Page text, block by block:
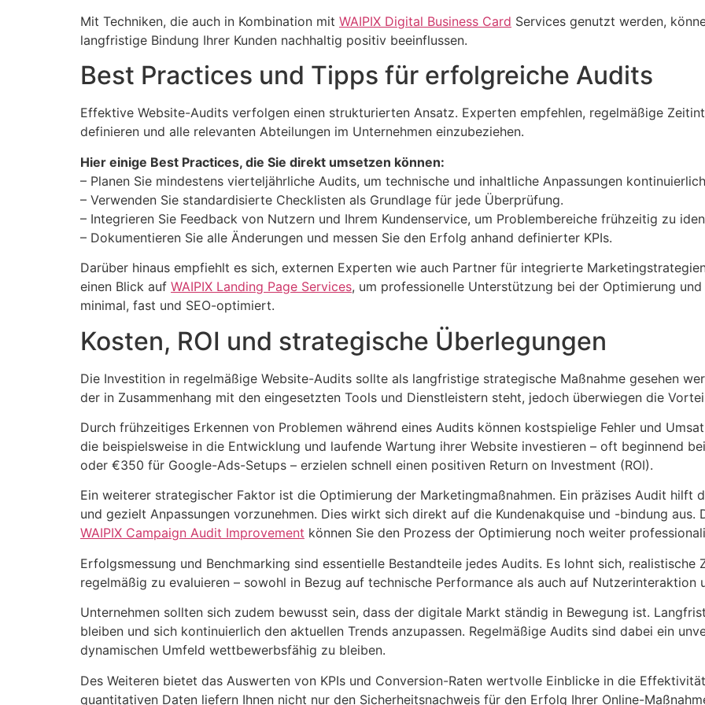
Mit Techniken, die auch in Kombination mit WAIPIX Digital Business Card Services genutzt werden,
langfristige Bindung Ihrer Kunden nachhaltig positiv beeinflussen.
Best Practices und Tipps für erfolgreiche Audits
Effektive Website-Audits verfolgen einen strukturierten Ansatz. Experten empfehlen, regelmäßige
definieren und alle relevanten Abteilungen im Unternehmen einzubeziehen.
Hier einige Best Practices, die Sie direkt umsetzen können:
– Planen Sie mindestens vierteljährliche Audits, um technische und inhaltliche Anpassungen
– Verwenden Sie standardisierte Checklisten als Grundlage für jede Überprüfung.
– Integrieren Sie Feedback von Nutzern und Ihrem Kundenservice, um Problembereiche frühzeitig zu
– Dokumentieren Sie alle Änderungen und messen Sie den Erfolg anhand definierter KPIs.
Darüber hinaus empfiehlt es sich, externen Experten wie auch Partner für integrierte
einen Blick auf WAIPIX Landing Page Services, um professionelle Unterstützung bei der Optimierung
minimal, fast und SEO-optimiert.
Kosten, ROI und strategische Überlegungen
Die Investition in regelmäßige Website-Audits sollte als langfristige strategische Maßnahme gesehen
der in Zusammenhang mit den eingesetzten Tools und Dienstleistern steht, jedoch überwiegen die
Durch frühzeitiges Erkennen von Problemen während eines Audits können kostspielige Fehler und
die beispielsweise in die Entwicklung und laufende Wartung ihrer Website investieren – oft beginnend
oder €350 für Google-Ads-Setups – erzielen schnell einen positiven Return on Investment (ROI).
Ein weiterer strategischer Faktor ist die Optimierung der Marketingmaßnahmen. Ein präzises Audit hilft
und gezielt Anpassungen vorzunehmen. Dies wirkt sich direkt auf die Kundenakquise und -bindung
WAIPIX Campaign Audit Improvement können Sie den Prozess der Optimierung noch weiter
Erfolgsmessung und Benchmarking sind essentielle Bestandteile jedes Audits. Es lohnt sich,
regelmäßig zu evaluieren – sowohl in Bezug auf technische Performance als auch auf Nutzerinteraktion
Unternehmen sollten sich zudem bewusst sein, dass der digitale Markt ständig in Bewegung ist.
bleiben und sich kontinuierlich den aktuellen Trends anzupassen. Regelmäßige Audits sind dabei ein
dynamischen Umfeld wettbewerbsfähig zu bleiben.
Des Weiteren bietet das Auswerten von KPIs und Conversion-Raten wertvolle Einblicke in die
quantitativen Daten liefern Ihnen nicht nur den Sicherheitsnachweis für den Erfolg Ihrer Online-